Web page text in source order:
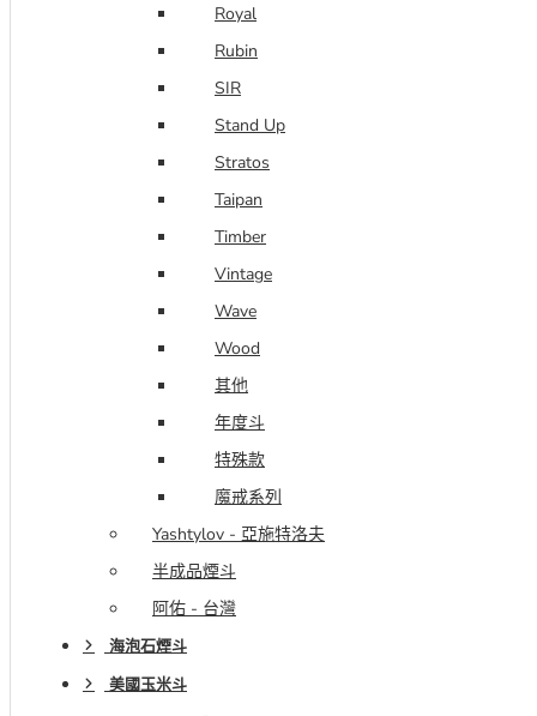
Royal
Rubin
SIR
Stand Up
Stratos
Taipan
Timber
Vintage
Wave
Wood
其他
年度斗
特殊款
魔戒系列
Yashtylov - 亞施特洛夫
半成品煙斗
阿佑 - 台灣
海泡石煙斗
美國玉米斗